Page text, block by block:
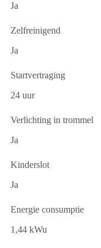
Ja
Zelfreinigend
Ja
Startvertraging
24 uur
Verlichting in trommel
Ja
Kinderslot
Ja
Energie consumptie
1,44 kWu